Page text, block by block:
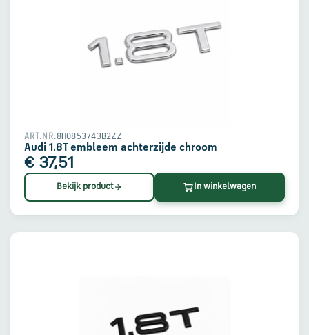
ART.NR.8H0853743B2ZZ
Audi 1.8T embleem achterzijde chroom
€ 37,51
Bekijk product In winkelwagen